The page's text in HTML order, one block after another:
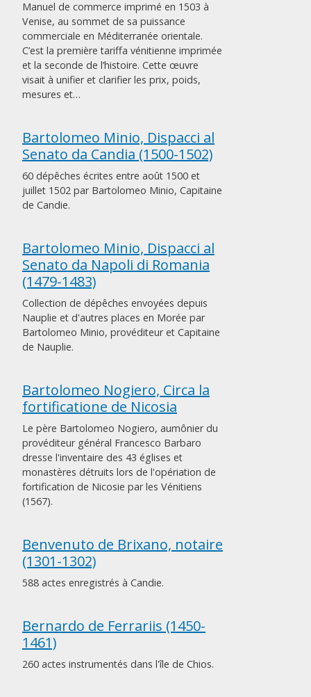
Manuel de commerce imprimé en 1503 à
Venise, au sommet de sa puissance
commerciale en Méditerranée orientale.
C’est la première tariffa vénitienne imprimée
et la seconde de l’histoire. Cette œuvre
visait à unifier et clarifier les prix, poids,
mesures et…
Bartolomeo Minio, Dispacci al
Senato da Candia (1500-1502)
60 dépêches écrites entre août 1500 et
juillet 1502 par Bartolomeo Minio, Capitaine
de Candie.
Bartolomeo Minio, Dispacci al
Senato da Napoli di Romania
(1479-1483)
Collection de dépêches envoyées depuis
Nauplie et d'autres places en Morée par
Bartolomeo Minio, provéditeur et Capitaine
de Nauplie.
Bartolomeo Nogiero, Circa la
fortificatione de Nicosia
Le père Bartolomeo Nogiero, aumônier du
provéditeur général Francesco Barbaro
dresse l'inventaire des 43 églises et
monastères détruits lors de l'opériation de
fortification de Nicosie par les Vénitiens
(1567).
Benvenuto de Brixano, notaire
(1301-1302)
588 actes enregistrés à Candie.
Bernardo de Ferrariis (1450-
1461)
260 actes instrumentés dans l'île de Chios.